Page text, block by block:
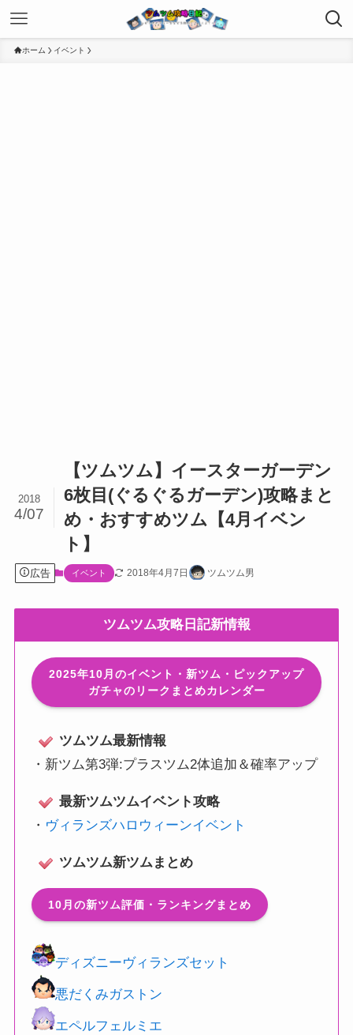
ホーム イベント
【ツムツム】イースターガーデン
6枚目(ぐるぐるガーデン)攻略まと
め・おすすめツム【4月イベン
ト】
2018
4/07
広告 イベント 2018年4月7日 ツムツム男
ツムツム攻略日記新情報
2025年10月のイベント・新ツム・ピックアップ
ガチャのリークまとめカレンダー
ツムツム最新情報
・ 新ツム第3弾:プラスツム2体追加＆確率アップ
最新ツムツムイベント攻略
・ ヴィランズハロウィーンイベント
ツムツム新ツムまとめ
10月の新ツム評価・ランキングまとめ
ディズニーヴィランズセット
悪だくみガストン
エペルフェルミエ